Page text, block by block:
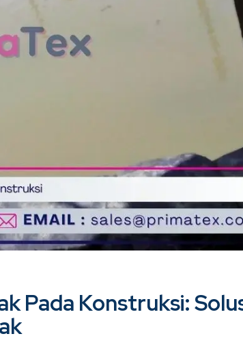
Pada Konstruksi: